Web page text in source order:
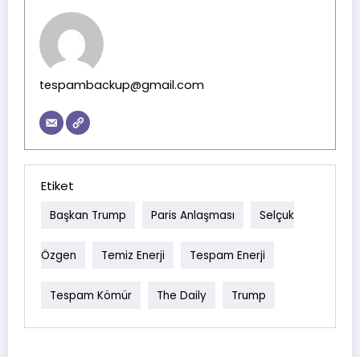
tespambackup@gmail.com
Etiket
Başkan Trump Paris Anlaşması Selçuk
Özgen Temiz Enerji Tespam Enerji
Tespam Kömür The Daily Trump